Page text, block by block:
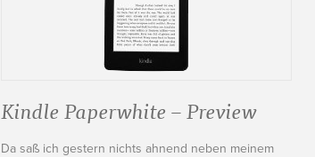
Kindle Paperwhite – Preview
Da saß ich gestern nichts ahnend neben meinem